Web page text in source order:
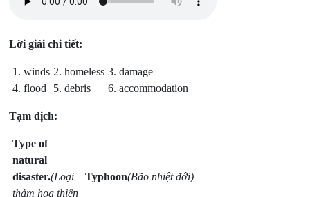
Lời giải chi tiết:
1. winds 2. homeless 3. damage
4. flood
5. debris 6. accommodation
Tạm dịch:
Type of
natural
disaster.(Loại
thảm họa thiên
Typhoon(Bão nhiệt đới)